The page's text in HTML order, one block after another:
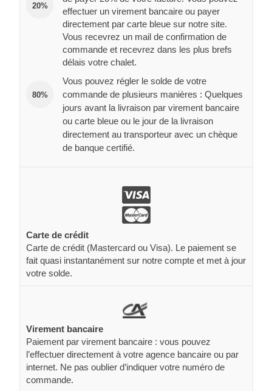
20%
effectuer un virement bancaire ou payer
directement par carte bleue sur notre site.
Vous recevrez un mail de confirmation de
commande et recevrez dans les plus brefs
délais votre chalet.
80%
Vous pouvez régler le solde de votre
commande de plusieurs manières : Quelques
jours avant la livraison par virement bancaire
ou carte bleue ou le jour de la livraison
directement au transporteur avec un chèque
de banque certifié.
Carte de crédit
Carte de crédit (Mastercard ou Visa). Le paiement se
fait quasi instantanément sur notre compte et met à jour
votre solde.
Virement bancaire
Paiement par virement bancaire : vous pouvez
l’effectuer directement à votre agence bancaire ou par
internet. Ne pas oublier d’indiquer votre numéro de
commande.